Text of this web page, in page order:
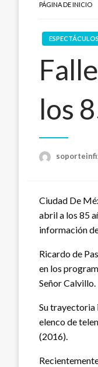
PÁGINA DE INICIO
ESPECTÁCULOS
los
Ciudad De
abril a los 85
información
Ricardo de
en los
Señor Calvillo.
Su trayectoria
elenco de
(2016).